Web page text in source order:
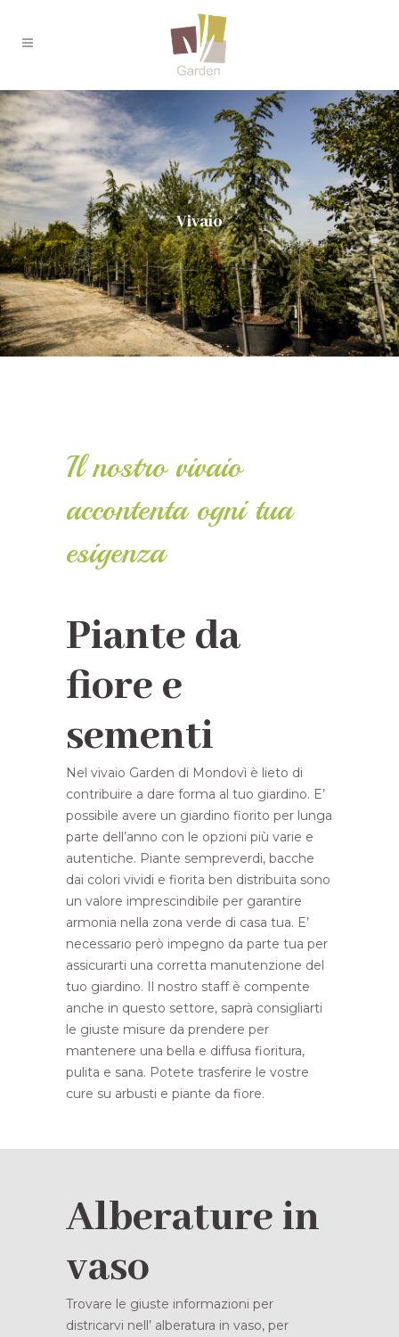
Vivaio
Il nostro vivaio
accontenta ogni tua
esigenza
Piante da
fiore e
sementi
Nel vivaio Garden di Mondovì è lieto di
contribuire a dare forma al tuo giardino. E’
possibile avere un giardino fiorito per lunga
parte dell’anno con le opzioni più varie e
autentiche. Piante sempreverdi, bacche
dai colori vividi e fiorita ben distribuita sono
un valore imprescindibile per garantire
armonia nella zona verde di casa tua. E’
necessario però impegno da parte tua per
assicurarti una corretta manutenzione del
tuo giardino. Il nostro staff è compente
anche in questo settore, saprà consigliarti
le giuste misure da prendere per
mantenere una bella e diffusa fioritura,
pulita e sana. Potete trasferire le vostre
cure su arbusti e piante da fiore.
Alberature in
vaso
Trovare le giuste informazioni per
districarvi nell’ alberatura in vaso, per